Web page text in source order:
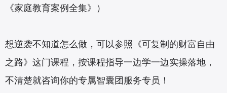
《家庭教育案例全集》）
想逆袭不知道怎么做，可以参照《可复制的财富自由
之路》这门课程，按课程指导一边学一边实操落地，
不清楚就咨询你的专属智囊团服务专员！